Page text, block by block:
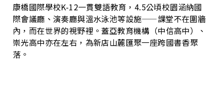
康橋國際學校K-12一貫雙語教育，4.5公頃校園涵納國
際會議廳、演奏廳與溫水泳池等設施——課堂不在圍牆
內，而在世界的視野裡。蓋亞教育機構（中信高中）、
崇光高中亦在左右，為新店山麓匯聚一座跨國書香聚
落。